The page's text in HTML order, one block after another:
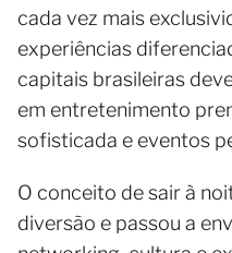
cada vez mais
experiências
capitais brasileiras
em entretenimento
sofisticada e eventos
O conceito de sair à
diversão e passou a